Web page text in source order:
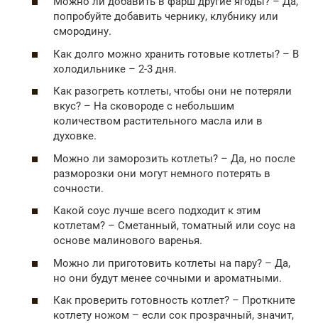
попробуйте добавить чернику, клубнику или
смородину.
Как долго можно хранить готовые котлеты? – В
холодильнике – 2-3 дня.
Как разогреть котлеты, чтобы они не потеряли
вкус? – На сковороде с небольшим
количеством растительного масла или в
духовке.
Можно ли заморозить котлеты? – Да, но после
разморозки они могут немного потерять в
сочности.
Какой соус лучше всего подходит к этим
котлетам? – Сметанный, томатный или соус на
основе малинового варенья.
Можно ли приготовить котлеты на пару? – Да,
но они будут менее сочными и ароматными.
Как проверить готовность котлет? – Проткните
котлету ножом – если сок прозрачный, значит,